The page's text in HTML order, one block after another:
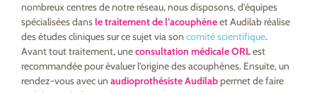
nombreux centres de notre réseau, nous disposons, d’équipes
spécialisées dansle traitement de l’acouphèneet Audilab réalise
des études cliniques sur ce sujet via son comité scientifique.
Avant tout traitement, uneconsultation médicale ORLest
recommandée pour évaluer l’origine des acouphènes. Ensuite, un
rendez-vous avec un audioprothésiste Audilabpermet de faire